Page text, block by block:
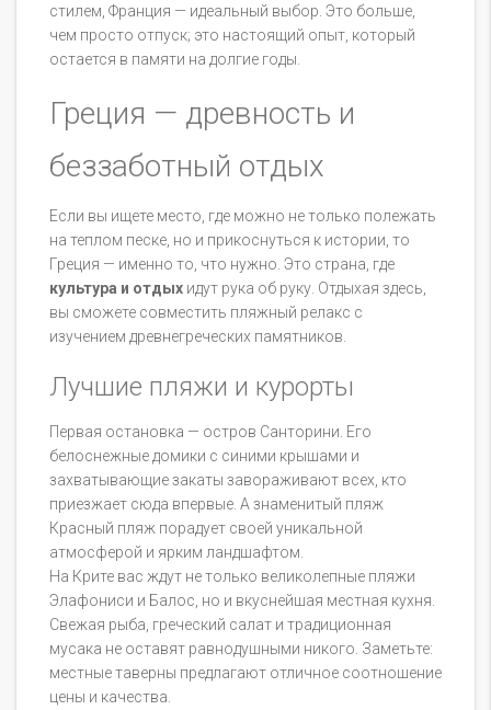
стилем, Франция — идеальный выбор. Это больше,
чем просто отпуск; это настоящий опыт, который
остается в памяти на долгие годы.
Греция — древность и
беззаботный отдых
Если вы ищете место, где можно не только полежать
на теплом песке, но и прикоснуться к истории, то
Греция — именно то, что нужно. Это страна, где
культура и отдых идут рука об руку. Отдыхая здесь,
вы сможете совместить пляжный релакс с
изучением древнегреческих памятников.
Лучшие пляжи и курорты
Первая остановка — остров Санторини. Его
белоснежные домики с синими крышами и
захватывающие закаты завораживают всех, кто
приезжает сюда впервые. А знаменитый пляж
Красный пляж порадует своей уникальной
атмосферой и ярким ландшафтом.
На Крите вас ждут не только великолепные пляжи
Элафониси и Балос, но и вкуснейшая местная кухня.
Свежая рыба, греческий салат и традиционная
мусака не оставят равнодушными никого. Заметьте:
местные таверны предлагают отличное соотношение
цены и качества.